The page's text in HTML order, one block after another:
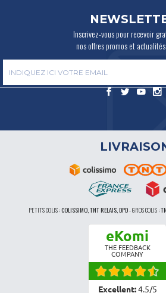
Inscrivez-vous pour recevoir
nos offres promos et
PETITS COLIS :COLISSIMO, TNT RELAIS, DPD-GROS COLIS :
eKomi
THE FEEDBACK
COMPANY
Excellent:4.5/5